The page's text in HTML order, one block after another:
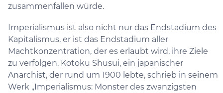
zusammenfallen würde.
Imperialismus ist also nicht nur das Endstadium des
Kapitalismus, er ist das Endstadium aller
Machtkonzentration, der es erlaubt wird, ihre Ziele
zu verfolgen. Kotoku Shusui, ein japanischer
Anarchist, der rund um 1900 lebte, schrieb in seinem
Werk „Imperialismus: Monster des zwanzigsten